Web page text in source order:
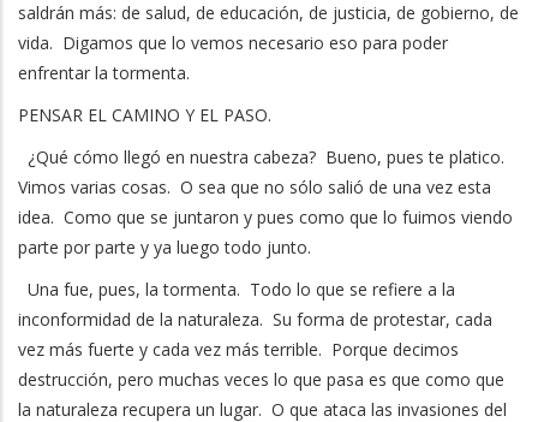
saldrán más: de salud, de educación, de justicia, de gobierno, de
vida. Digamos que lo vemos necesario eso para poder
enfrentar la tormenta.
PENSAR EL CAMINO Y EL PASO.
¿Qué cómo llegó en nuestra cabeza? Bueno, pues te platico.
Vimos varias cosas. O sea que no sólo salió de una vez esta
idea. Como que se juntaron y pues como que lo fuimos viendo
parte por parte y ya luego todo junto.
Una fue, pues, la tormenta. Todo lo que se refiere a la
inconformidad de la naturaleza. Su forma de protestar, cada
vez más fuerte y cada vez más terrible. Porque decimos
destrucción, pero muchas veces lo que pasa es que como que
la naturaleza recupera un lugar. O que ataca las invasiones del